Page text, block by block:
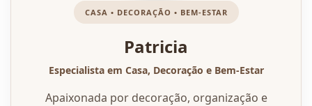
CASA • DECORAÇÃO • BEM-ESTAR
Patricia
Especialista em Casa, Decoração e Bem-Estar
Apaixonada por decoração, organização e